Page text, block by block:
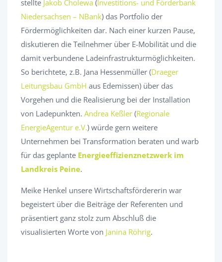
stellte Jakob Cholewa (Investitions- und Förderbank
Niedersachsen – NBank) das Portfolio der
Fördermöglichkeiten dar. Nach einer kurzen Pause,
diskutieren die Teilnehmer über E-Mobilität und die
damit verbundene Ladeinfrastrukturmöglichkeiten.
So berichtete, z.B. Jana Hessenmüller (Draeger
Leitungsbau GmbH aus Edemissen) über das
Vorgehen und die Realisierung bei der Installation
von Ladepunkten. Andrea Keßler (Regionale
EnergieAgentur e.V.) würde gern weitere
Unternehmen bei Transformation beraten und warb
für das geplante Energieeffizienznetzwerk im
Landkreis Peine.
Meike Henkel unsere Wirtschaftsfördererin war
begeistert über die Beiträge der Referenten und
präsentiert ganz stolz zum Abschluß die
visualisierten Worte von Janina Röhrig.